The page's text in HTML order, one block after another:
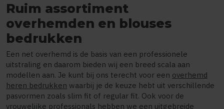
Ruim assortiment
overhemden en blouses
bedrukken
Een net overhemd is de basis van een professionele
uitstraling en daarom bieden wij een breed scala aan
modellen aan. Je kunt bij ons terecht voor een overhemd
heren bedrukken waarbij je de keuze hebt uit verschillende
pasvormen zoals slim fit of regular fit. Ook voor de
vrouwelijke professionals hebben we een uitgebreide